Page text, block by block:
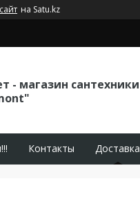
на Satu.kz
- магазин сантехники
Контакты Доставка